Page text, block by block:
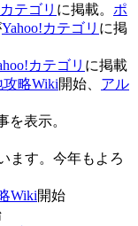
テゴリ に掲載。 ポ
Yahoo!カテゴリ に掲
カテゴリ に掲載
攻略Wiki開始、 アル
表示。
ます。今年もよろ
Wiki開始